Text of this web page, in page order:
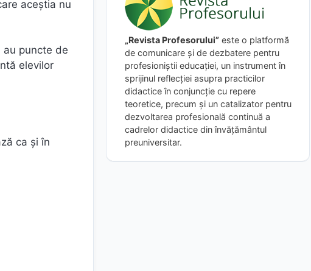
aceştia nu
au puncte de
elevilor
ca şi în
„Revista Profesorului” este o platformă
de comunicare și de dezbatere pentru
profesioniștii educației, un instrument în
sprijinul reflecției asupra practicilor
didactice în conjuncție cu repere
teoretice, precum și un catalizator pentru
dezvoltarea profesională continuă a
cadrelor didactice din învățământul
preuniversitar.